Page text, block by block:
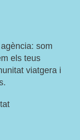
som
els teus
viatgera i